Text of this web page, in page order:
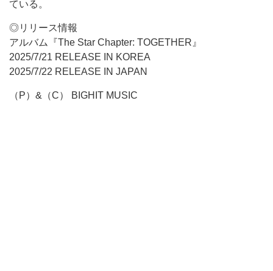
ている。
◎リリース情報
アルバム『The Star Chapter: TOGETHER』
2025/7/21 RELEASE IN KOREA
2025/7/22 RELEASE IN JAPAN
（P）&（C） BIGHIT MUSIC